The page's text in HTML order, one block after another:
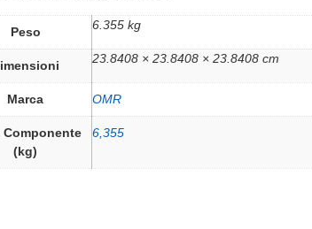
Peso 6.355 kg
23.8408 × 23.8408 × 23.8408 cm
Marca OMR
Componente
(kg)
6,355